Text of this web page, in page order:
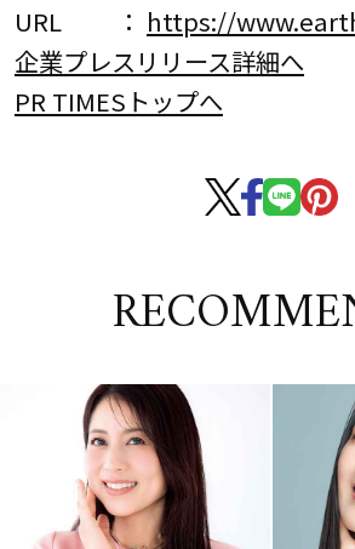
URL ： https://
企業プレスリリース詳細へ
PR TIMESトップへ